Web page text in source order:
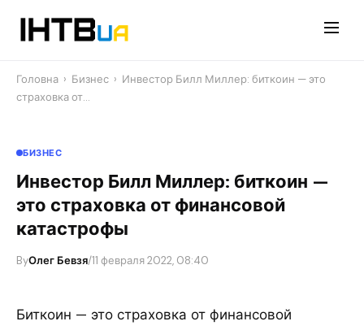
Головна › Бизнес › Инвестор Билл Миллер: биткоин — это
страховка от…
БИЗНЕС
Инвестор Билл Миллер: биткоин —
это страховка от финансовой
катастрофы
ByОлег Бевзя/11 февраля 2022, 08:40
Биткоин — это страховка от финансовой